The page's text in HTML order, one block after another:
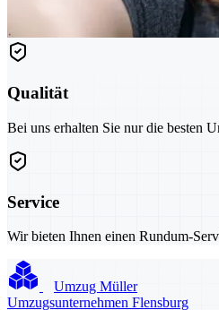
Qualität
Bei uns erhalten Sie nur die besten
Service
Wir bieten Ihnen einen Rundum-
Umzug Müller
Umzugsunternehmen Flensburg